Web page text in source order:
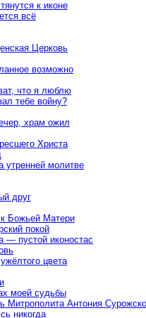
к иконе
всё
Церковь
возможно
что я люблю
тебе войну?
храм ожил
Христа
утренней молитве
друг
Божьей Матери
покой
— пустой иконостас
цвета
моей судьбы
Митрополита Антония
никогда